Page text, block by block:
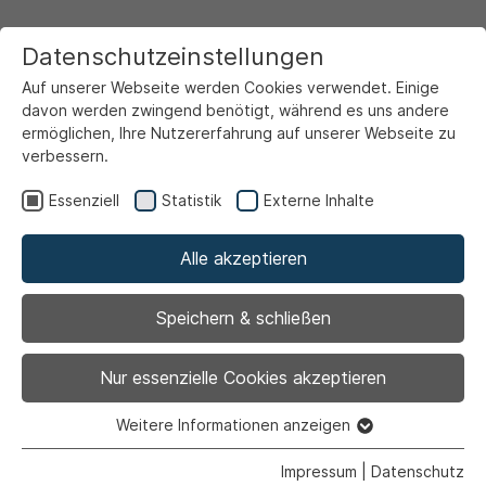
Ausstellung |Kultur
Reiseimpressionen
Ahlener Künstlerinnen und Künstler
in Deutschland und Europa
Datenschutzeinstellungen
Auf unserer Webseite werden Cookies verwendet. Einige
davon werden zwingend benötigt, während es uns andere
ermöglichen, Ihre Nutzererfahrung auf unserer Webseite zu
verbessern.
Essenziell Statistik Externe Inhalte
Alle akzeptieren
Speichern & schließen
Nur essenzielle Cookies akzeptieren
Essenzielle Cookies werden für grundlegende Funktionen
Weitere Informationen anzeigen
Impressum Datenschutz